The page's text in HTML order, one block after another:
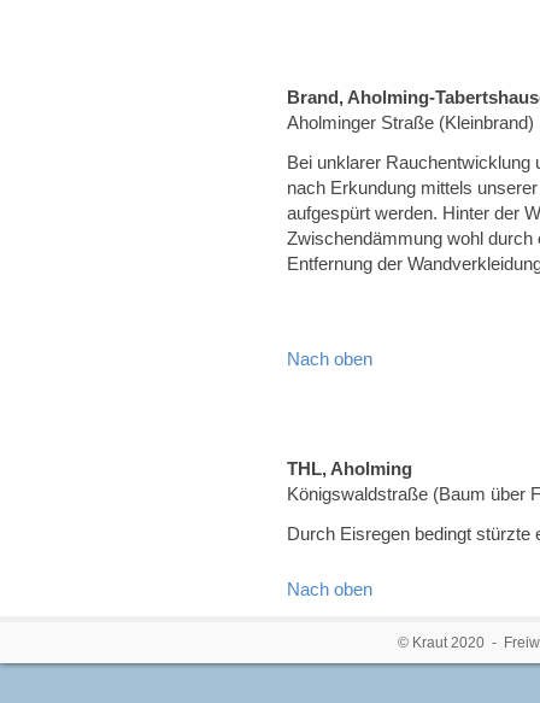
Brand, Aholming-
Aholminger Straße (Kleinbrand)
Bei unklarer
nach Erkundung mittels
aufgespürt werden. Hinter der
Zwischendämmung wohl durch
Entfernung der
Nach oben
THL, Aholming
Königswaldstraße (Baum über
Durch Eisregen bedingt stürzte
Nach oben
© Kraut 2020 -